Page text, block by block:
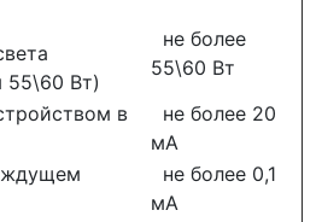
55\60 Вт)
не более
55\60 Вт
в
не более 20
мА
ждущем
не более 0,1
мА